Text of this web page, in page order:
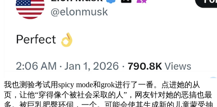
我也测验考试用spicy mode和grok进行了一番。点进她的从
页，让他“穿得像个被社会采取的人”，网友针对她的恶搞也最
多。被巨乳肥臀环伺，一个。可能会使其生成新的儿童蒙受抽